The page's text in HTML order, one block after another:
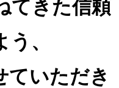
てきた信頼
、
ていただき